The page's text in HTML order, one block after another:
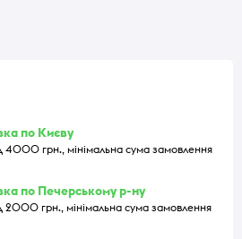
по Києву
4000 грн., мінімальна сума замовлення
по Печерському р-ну
2000 грн., мінімальна сума замовлення